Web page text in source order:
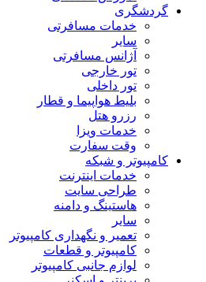
گردشگری
خدمات مسافرتی
سایر
آژانس مسافرتی
تور خارجی
تور داخلی
بلیط هواپیما و قطار
رزرو هتل
خدمات ویزا
وقت سفارت
کامپیوتر و شبکه
خدمات اینترنت
طراحی سایت
هاستینگ و دامنه
سایر
تعمیر و نگهداری کامپیوتر
کامپیوتر و قطعات
لوازم جانبی کامپیوتر